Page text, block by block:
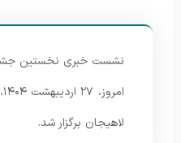
نشست خبری نخستین
لاهیجان برگزار شد.